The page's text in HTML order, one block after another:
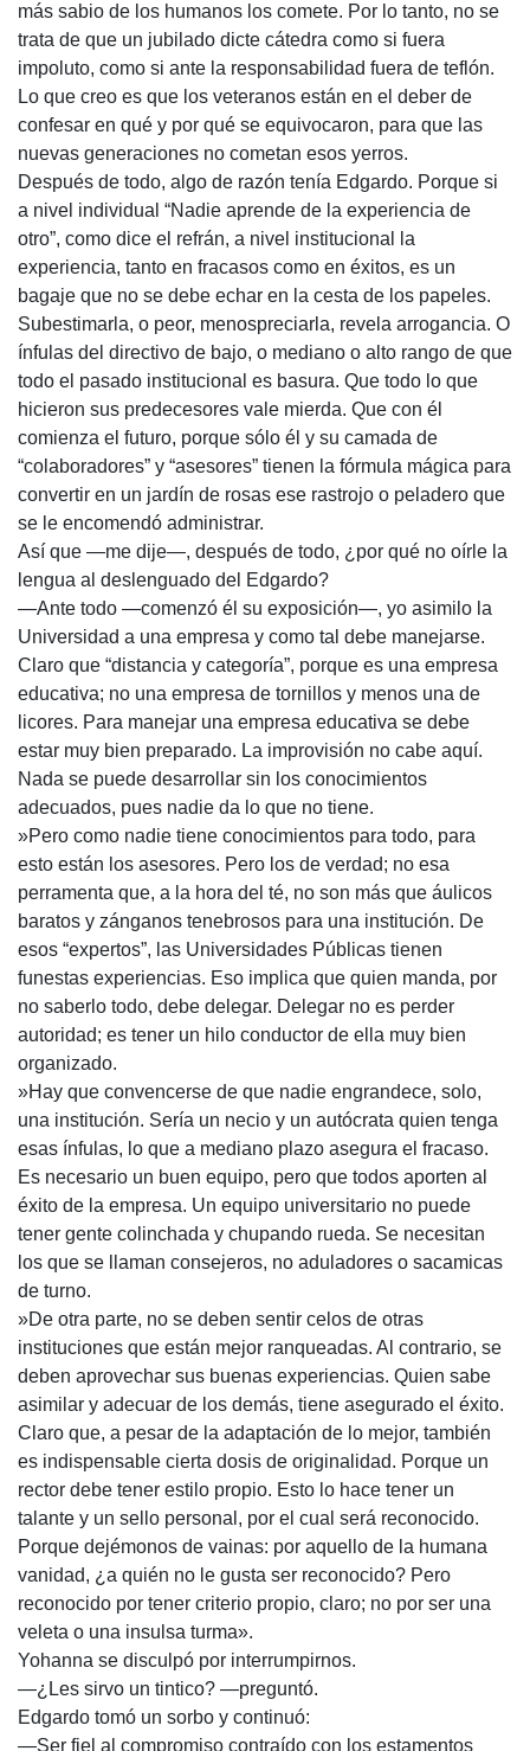
más sabio de los humanos los comete. Por lo tanto, no se
trata de que un jubilado dicte cátedra como si fuera
impoluto, como si ante la responsabilidad fuera de teflón.
Lo que creo es que los veteranos están en el deber de
confesar en qué y por qué se equivocaron, para que las
nuevas generaciones no cometan esos yerros.
Después de todo, algo de razón tenía Edgardo. Porque si
a nivel individual “Nadie aprende de la experiencia de
otro”, como dice el refrán, a nivel institucional la
experiencia, tanto en fracasos como en éxitos, es un
bagaje que no se debe echar en la cesta de los papeles.
Subestimarla, o peor, menospreciarla, revela arrogancia. O
ínfulas del directivo de bajo, o mediano o alto rango de que
todo el pasado institucional es basura. Que todo lo que
hicieron sus predecesores vale mierda. Que con él
comienza el futuro, porque sólo él y su camada de
“colaboradores” y “asesores” tienen la fórmula mágica para
convertir en un jardín de rosas ese rastrojo o peladero que
se le encomendó administrar.
Así que —me dije—, después de todo, ¿por qué no oírle la
lengua al deslenguado del Edgardo?
—Ante todo —comenzó él su exposición—, yo asimilo la
Universidad a una empresa y como tal debe manejarse.
Claro que “distancia y categoría”, porque es una empresa
educativa; no una empresa de tornillos y menos una de
licores. Para manejar una empresa educativa se debe
estar muy bien preparado. La improvisión no cabe aquí.
Nada se puede desarrollar sin los conocimientos
adecuados, pues nadie da lo que no tiene.
»Pero como nadie tiene conocimientos para todo, para
esto están los asesores. Pero los de verdad; no esa
perramenta que, a la hora del té, no son más que áulicos
baratos y zánganos tenebrosos para una institución. De
esos “expertos”, las Universidades Públicas tienen
funestas experiencias. Eso implica que quien manda, por
no saberlo todo, debe delegar. Delegar no es perder
autoridad; es tener un hilo conductor de ella muy bien
organizado.
»Hay que convencerse de que nadie engrandece, solo,
una institución. Sería un necio y un autócrata quien tenga
esas ínfulas, lo que a mediano plazo asegura el fracaso.
Es necesario un buen equipo, pero que todos aporten al
éxito de la empresa. Un equipo universitario no puede
tener gente colinchada y chupando rueda. Se necesitan
los que se llaman consejeros, no aduladores o sacamicas
de turno.
»De otra parte, no se deben sentir celos de otras
instituciones que están mejor ranqueadas. Al contrario, se
deben aprovechar sus buenas experiencias. Quien sabe
asimilar y adecuar de los demás, tiene asegurado el éxito.
Claro que, a pesar de la adaptación de lo mejor, también
es indispensable cierta dosis de originalidad. Porque un
rector debe tener estilo propio. Esto lo hace tener un
talante y un sello personal, por el cual será reconocido.
Porque dejémonos de vainas: por aquello de la humana
vanidad, ¿a quién no le gusta ser reconocido? Pero
reconocido por tener criterio propio, claro; no por ser una
veleta o una insulsa turma».
Yohanna se disculpó por interrumpirnos.
—¿Les sirvo un tintico? —preguntó.
Edgardo tomó un sorbo y continuó:
—Ser fiel al compromiso contraído con los estamentos